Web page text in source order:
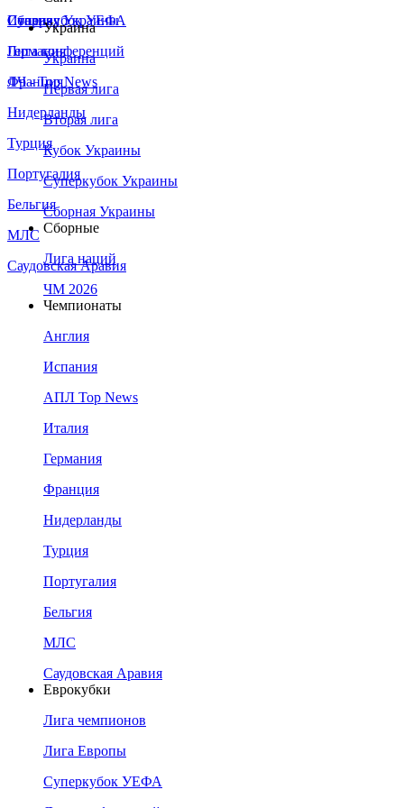
Сборная Украины
Италия
Германия
Франция
Нидерланды
Турция
Португалия
Бельгия
МЛС
Саудовская Аравия
Суперкубок УЕФА
Лига конференций
ЛЧ - Top News
Украина
Украина
Первая лига
Вторая лига
Кубок Украины
Суперкубок Украины
Сборная Украины
Сборные
Лига наций
ЧМ 2026
Чемпионаты
Англия
Испания
АПЛ Top News
Италия
Германия
Франция
Нидерланды
Турция
Португалия
Бельгия
МЛС
Саудовская Аравия
Еврокубки
Лига чемпионов
Лига Европы
Суперкубок УЕФА